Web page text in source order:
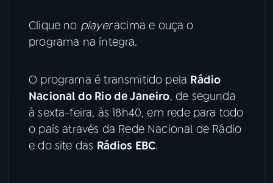
Clique no playeracima e ouça o
programa na íntegra.
O programa é transmitido pela Rádio
Nacional do Rio de Janeiro, de segunda
à sexta-feira, às 18h40, em rede para todo
o país através da Rede Nacional de Rádio
e do site das Rádios EBC.